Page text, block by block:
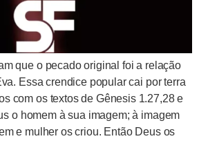
que o pecado original foi a relação
Essa crendice popular cai por terra
com os textos de Gênesis 1.27,28 e
o homem à sua imagem; à imagem
e mulher os criou. Então Deus os